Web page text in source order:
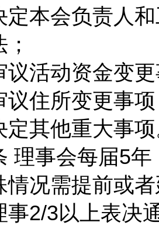
定本会负责人
议活动资金变
议住所变更事
定其他重大事
理事会每届5
情况需提前或
事2/3以上表决